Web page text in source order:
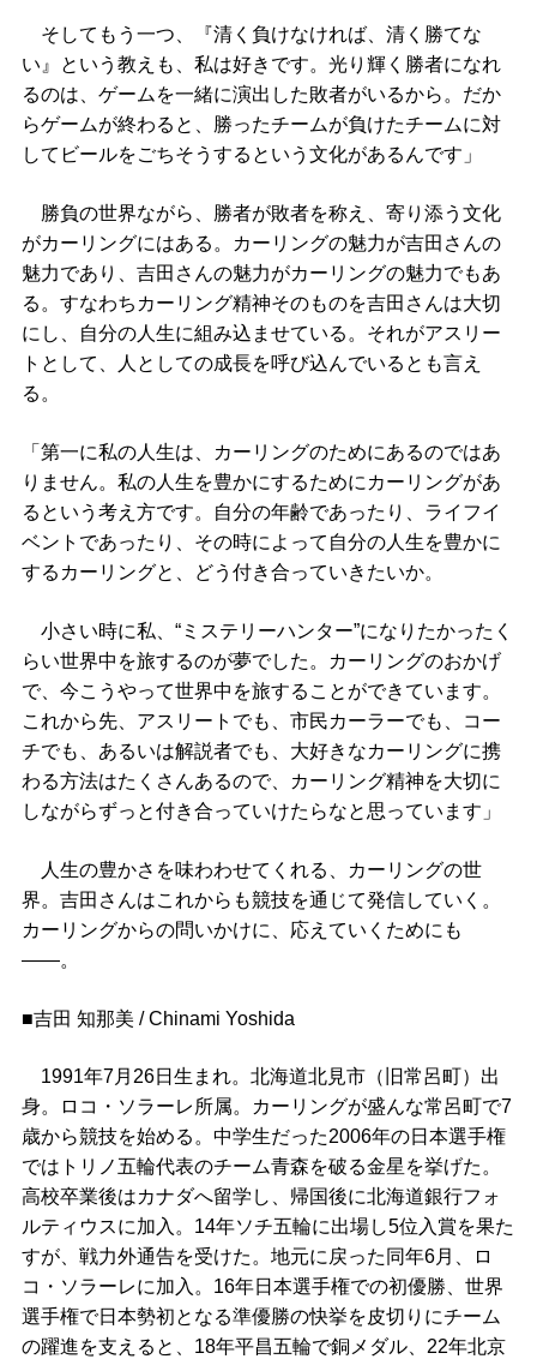
そしてもう一つ、『清く負けなければ、清く勝てな
い』という教えも、私は好きです。光り輝く勝者になれ
るのは、ゲームを一緒に演出した敗者がいるから。だか
らゲームが終わると、勝ったチームが負けたチームに対
してビールをごちそうするという文化があるんです」
勝負の世界ながら、勝者が敗者を称え、寄り添う文化
がカーリングにはある。カーリングの魅力が吉田さんの
魅力であり、吉田さんの魅力がカーリングの魅力でもあ
る。すなわちカーリング精神そのものを吉田さんは大切
にし、自分の人生に組み込ませている。それがアスリー
トとして、人としての成長を呼び込んでいるとも言え
る。
「第一に私の人生は、カーリングのためにあるのではあ
りません。私の人生を豊かにするためにカーリングがあ
るという考え方です。自分の年齢であったり、ライフイ
ベントであったり、その時によって自分の人生を豊かに
するカーリングと、どう付き合っていきたいか。
小さい時に私、“ミステリーハンター”になりたかったく
らい世界中を旅するのが夢でした。カーリングのおかげ
で、今こうやって世界中を旅することができています。
これから先、アスリートでも、市民カーラーでも、コー
チでも、あるいは解説者でも、大好きなカーリングに携
わる方法はたくさんあるので、カーリング精神を大切に
しながらずっと付き合っていけたらなと思っています」
人生の豊かさを味わわせてくれる、カーリングの世
界。吉田さんはこれからも競技を通じて発信していく。
カーリングからの問いかけに、応えていくためにも
――。
■吉田 知那美 / Chinami Yoshida
1991年7月26日生まれ。北海道北見市（旧常呂町）出
身。ロコ・ソラーレ所属。カーリングが盛んな常呂町で7
歳から競技を始める。中学生だった2006年の日本選手権
ではトリノ五輪代表のチーム青森を破る金星を挙げた。
高校卒業後はカナダへ留学し、帰国後に北海道銀行フォ
ルティウスに加入。14年ソチ五輪に出場し5位入賞を果た
すが、戦力外通告を受けた。地元に戻った同年6月、ロ
コ・ソラーレに加入。16年日本選手権での初優勝、世界
選手権で日本勢初となる準優勝の快挙を皮切りにチーム
の躍進を支えると、18年平昌五輪で銅メダル、22年北京